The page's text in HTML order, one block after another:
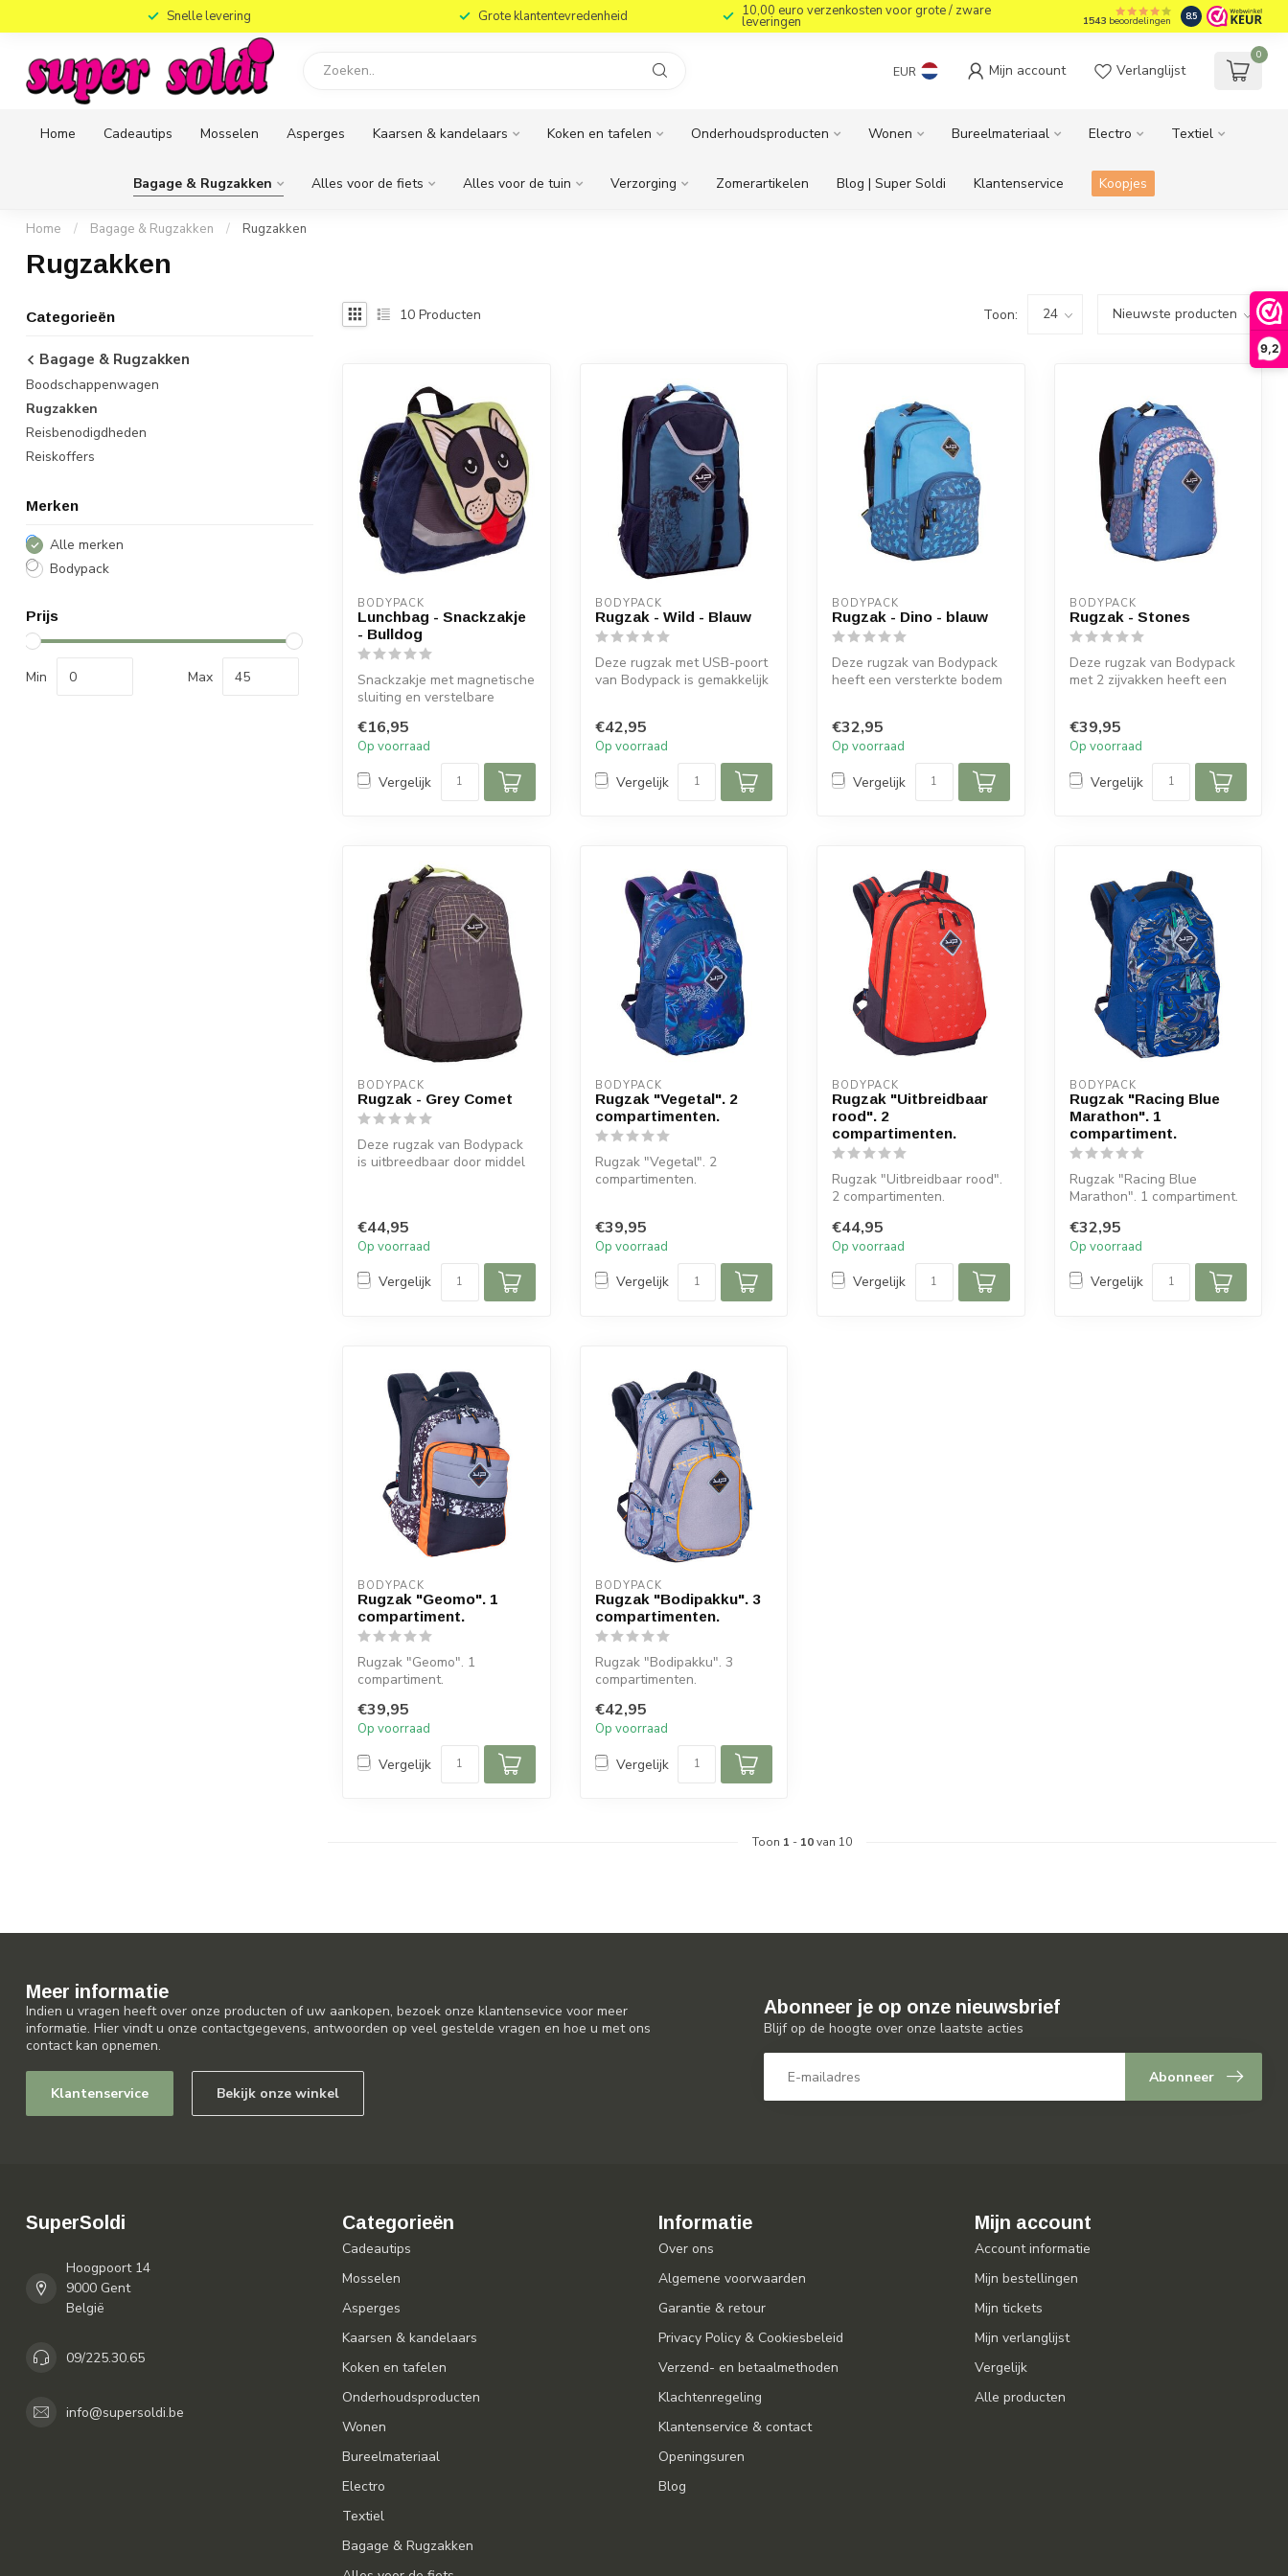
9,2
Snelle levering Grote klantentevredenheid 10,00 euro verzenkosten voor grote / zware
leveringen 1543beoordelingen 8.5
EUR Mijn account Verlanglijst
0
Home Cadeautips Mosselen Asperges Kaarsen & kandelaars Koken en tafelen Onderhoudsproducten Wonen Bureelmateriaal Electro Textiel
Bagage & Rugzakken Alles voor de fiets Alles voor de tuin Verzorging Zomerartikelen Blog | Super Soldi Klantenservice Koopjes
Home / Bagage & Rugzakken / Rugzakken
Rugzakken
Categorieën
Bagage & Rugzakken
Boodschappenwagen
Rugzakken
Reisbenodigdheden
Reiskoffers
Merken
Alle merken
Bodypack
Prijs
Min Max
10 Producten Toon:
BODYPACK
Lunchbag - Snackzakje
- Bulldog
Snackzakje met magnetische
sluiting en verstelbare
€16,95
Op voorraad
Vergelijk
BODYPACK
Rugzak - Wild - Blauw
Deze rugzak met USB-poort
van Bodypack is gemakkelijk
€42,95
Op voorraad
Vergelijk
BODYPACK
Rugzak - Dino - blauw
Deze rugzak van Bodypack
heeft een versterkte bodem
€32,95
Op voorraad
Vergelijk
BODYPACK
Rugzak - Stones
Deze rugzak van Bodypack
met 2 zijvakken heeft een
€39,95
Op voorraad
Vergelijk
BODYPACK
Rugzak - Grey Comet
Deze rugzak van Bodypack
is uitbreedbaar door middel
€44,95
Op voorraad
Vergelijk
BODYPACK
Rugzak "Vegetal". 2
compartimenten.
Rugzak "Vegetal". 2
compartimenten.
€39,95
Op voorraad
Vergelijk
BODYPACK
Rugzak "Uitbreidbaar
rood". 2
compartimenten.
Rugzak "Uitbreidbaar rood".
2 compartimenten.
€44,95
Op voorraad
Vergelijk
BODYPACK
Rugzak "Racing Blue
Marathon". 1
compartiment.
Rugzak "Racing Blue
Marathon". 1 compartiment.
€32,95
Op voorraad
Vergelijk
BODYPACK
Rugzak "Geomo". 1
compartiment.
Rugzak "Geomo". 1
compartiment.
€39,95
Op voorraad
Vergelijk
BODYPACK
Rugzak "Bodipakku". 3
compartimenten.
Rugzak "Bodipakku". 3
compartimenten.
€42,95
Op voorraad
Vergelijk
Toon 1 - 10van 10
Meer informatie
Indien u vragen heeft over onze producten of uw aankopen, bezoek onze klantensevice voor meer
informatie. Hier vindt u onze contactgegevens, antwoorden op veel gestelde vragen en hoe u met ons
contact kan opnemen.
Klantenservice Bekijk onze winkel
Abonneer je op onze nieuwsbrief
Blijf op de hoogte over onze laatste acties
Abonneer
SuperSoldi
Hoogpoort 14
9000 Gent
België
09/225.30.65
info@supersoldi.be
Categorieën
Cadeautips
Mosselen
Asperges
Kaarsen & kandelaars
Koken en tafelen
Onderhoudsproducten
Wonen
Bureelmateriaal
Electro
Textiel
Bagage & Rugzakken
Informatie
Over ons
Algemene voorwaarden
Garantie & retour
Privacy Policy & Cookiesbeleid
Verzend- en betaalmethoden
Klachtenregeling
Klantenservice & contact
Openingsuren
Blog
Mijn account
Account informatie
Mijn bestellingen
Mijn tickets
Mijn verlanglijst
Vergelijk
Alle producten